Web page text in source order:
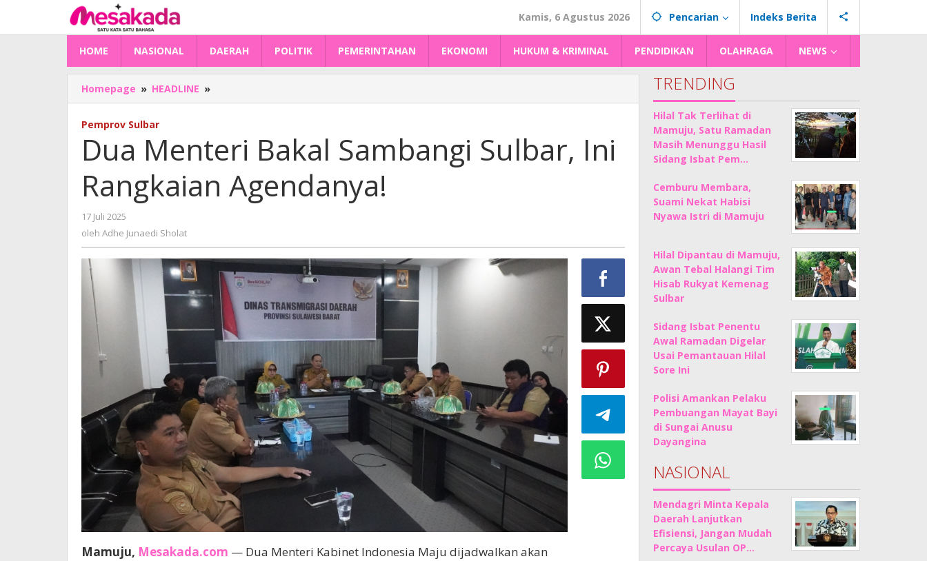
konten
Kamis, 6 Agustus 2026 Pencarian Indeks Berita
HOME NASIONAL DAERAH POLITIK PEMERINTAHAN EKONOMI HUKUM & KRIMINAL PENDIDIKAN OLAHRAGA NEWS
Homepage » HEADLINE »
Menteri
Sulbar,
Ini
Rangkaian
Agendanya!
Pemprov Sulbar
Dua Menteri Bakal Sambangi Sulbar, Ini
Rangkaian Agendanya!
17 Juli 2025
Adhe
oleh Adhe Junaedi Sholat
Mamuju, Mesakada.com — Dua Menteri Kabinet Indonesia Maju dijadwalkan akan
TRENDING
Hilal Tak Terlihat di
Mamuju, Satu Ramadan
Masih Menunggu Hasil
Sidang Isbat Pem…
Cemburu Membara,
Suami Nekat Habisi
Nyawa Istri di Mamuju
Hilal Dipantau di Mamuju,
Awan Tebal Halangi Tim
Hisab Rukyat Kemenag
Sulbar
Sidang Isbat Penentu
Awal Ramadan Digelar
Usai Pemantauan Hilal
Sore Ini
Polisi Amankan Pelaku
Pembuangan Mayat Bayi
di Sungai Anusu
Dayangina
NASIONAL
Mendagri Minta Kepala
Daerah Lanjutkan
Efisiensi, Jangan Mudah
Percaya Usulan OP…